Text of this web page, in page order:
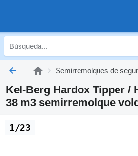
Semirremolques de
Kel-Berg Hardox Tipper /
38 m3 semirremolque
1/23